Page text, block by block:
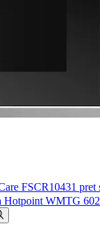
FSCR10431 pret
Hotpoint WMTG